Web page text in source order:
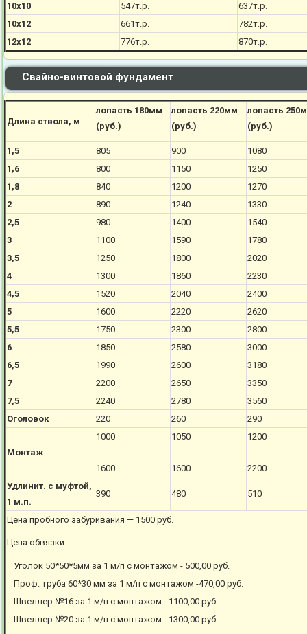
10х10
547т.р. 637т.р.
10х12
661т.р. 782т.р.
12х12
776т.р. 870т.р.
Свайно-винтовой фундамент
Длина ствола, м
лопасть 180мм
(руб.)
лопасть 220мм
(руб.)
лопасть
(руб.)
1,5 805 900
1080
1,6
800 1150
1250
1,8
840 1200
1270
2
890 1240
1330
2,5
980 1400
1540
3
1100 1590
1780
3,5
1250 1800
2020
4
1300 1860
2230
4,5
1520 2040
2400
5
1600 2220
2620
5,5
1750 2300
2800
6
1850 2580
3000
6,5
1990 2600
3180
7
2200 2650
3350
7,5
2240 2780
3560
Оголовок
220 260 290
Монтаж
1000
-
1600
1050
-
1600
1200
-
2200
Удлинит. с муфтой,
1 м.п.
390 480 510
Цена пробного забуривания — 1500 руб.
Цена обвязки:
Уголок 50*50*5мм за 1 м/п с монтажом - 500,00 руб.
Проф. труба 60*30 мм за 1 м/п с монтажом -470,00 руб.
Швеллер №16 за 1 м/п с монтажом - 1100,00 руб.
Швеллер №20 за 1 м/п с монтажом - 1300,00 руб.